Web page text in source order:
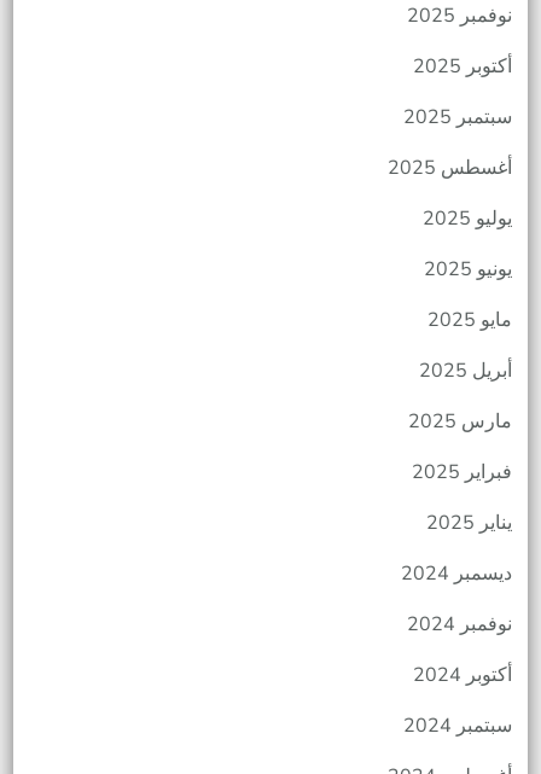
نوفمبر 2025
أكتوبر 2025
سبتمبر 2025
أغسطس 2025
يوليو 2025
يونيو 2025
مايو 2025
أبريل 2025
مارس 2025
فبراير 2025
يناير 2025
ديسمبر 2024
نوفمبر 2024
أكتوبر 2024
سبتمبر 2024